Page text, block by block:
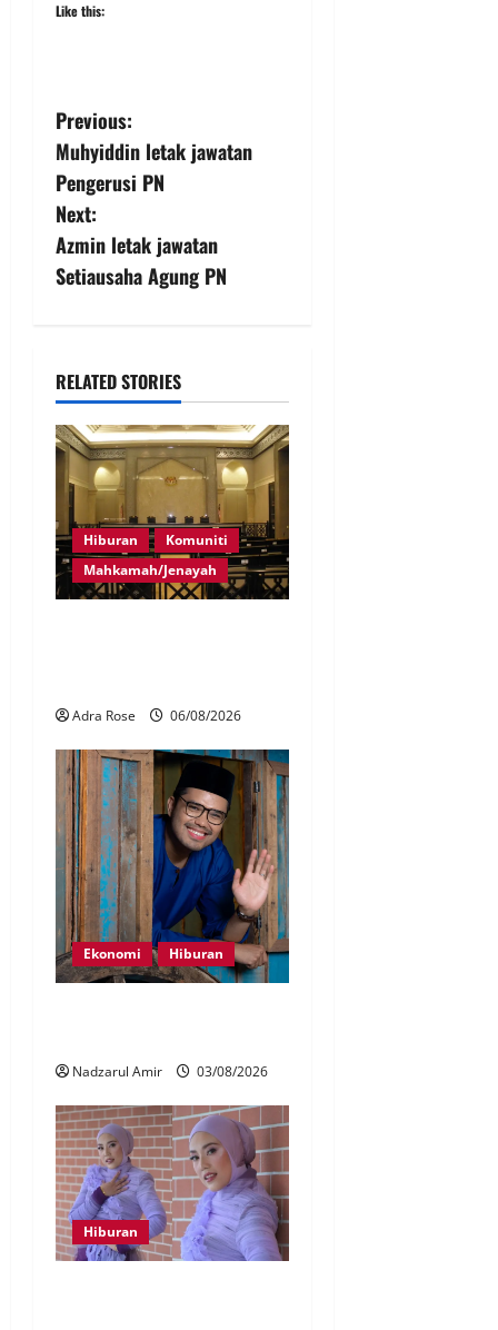
Like this:
Previous:
Muhyiddin letak jawatan
Pengerusi PN
Next:
Azmin letak jawatan
Setiausaha Agung PN
RELATED STORIES
Hiburan
Komuniti
Mahkamah/Jenayah
Adra Rose 06/08/2026
Ekonomi Hiburan
Nadzarul Amir 03/08/2026
Hiburan